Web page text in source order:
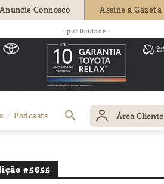
Anuncie Connosco Assine a Gazeta
- publicidade -
Podcasts Área Cliente
#5655